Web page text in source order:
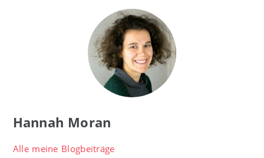
Hannah Moran
Alle meine Blogbeiträge